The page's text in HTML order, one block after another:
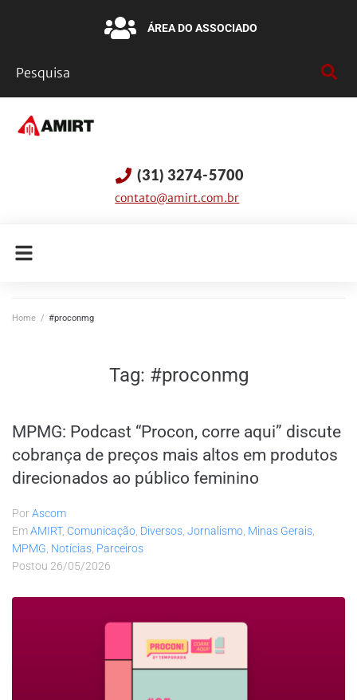
ÁREA DO ASSOCIADO
(31) 3274-5700
contato@amirt.com.br
Home / #proconmg
Tag: #proconmg
MPMG: Podcast “Procon, corre aqui” discute
cobrança de preços mais altos em produtos
direcionados ao público feminino
PorAscom
EmAMIRT, Comunicação Diversos Jornalismo Minas Gerais
MPMG Notícias Parceiros
Postou 26/05/2026